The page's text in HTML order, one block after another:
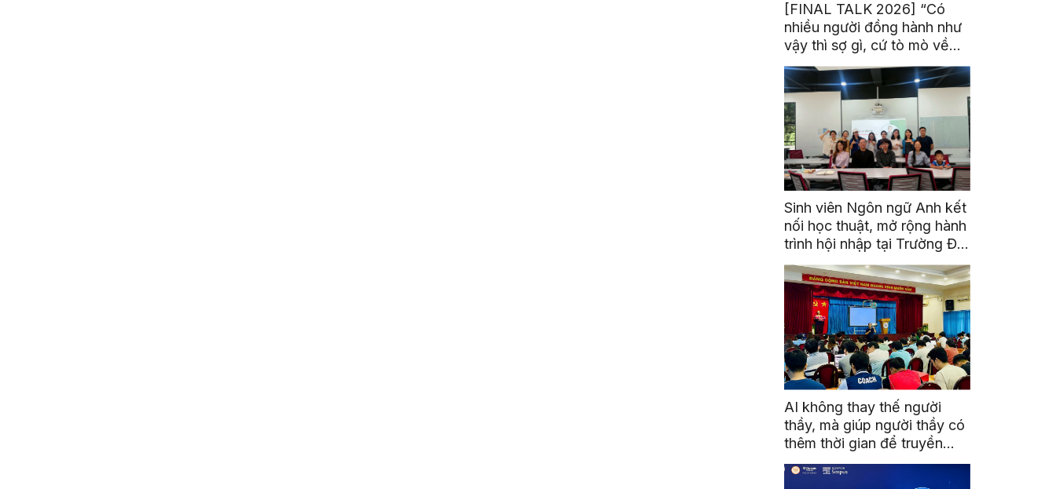
[FINAL TALK 2026] “Có
nhiều người đồng hành như
vậy thì sợ gì, cứ tò mò về
thế giới thôi”
Sinh viên Ngôn ngữ Anh kết
nối học thuật, mở rộng hành
trình hội nhập tại Trường Đại
học Quốc gia Malaysia
AI không thay thế người
thầy, mà giúp người thầy có
thêm thời gian để truyền
cảm hứng